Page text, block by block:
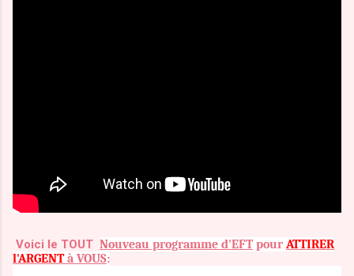
Voici le TOUT Nouveau programme d'EFT pourATTIRER
l'ARGENTà VOUS: